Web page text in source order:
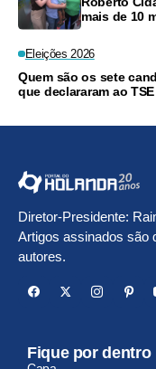
mais de 10
Eleições 2026
Quem são os sete
que declararam ao TSE
Diretor-Presidente:
Artigos assinados são
autores.
Fique por dentro